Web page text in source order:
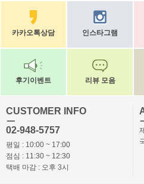
카카오톡상담 인스타그램
후기이벤트 리뷰 모음
CUSTOMER INFO
ㅡ
02-948-5757
평일 : 10:00 ~ 17:00
점심 : 11:30 ~ 12:30
택배 마감 : 오후 3시